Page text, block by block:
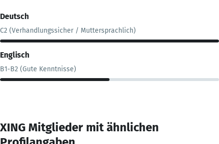
Deutsch
C2 (Verhandlungssicher / Muttersprachlich)
Englisch
B1-B2 (Gute Kenntnisse)
XING Mitglieder mit ähnlichen